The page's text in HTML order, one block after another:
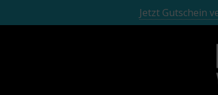
Jetzt Gutschein